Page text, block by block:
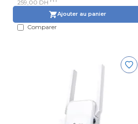
App
259,00 DH
Ajouter au panier
Comparer